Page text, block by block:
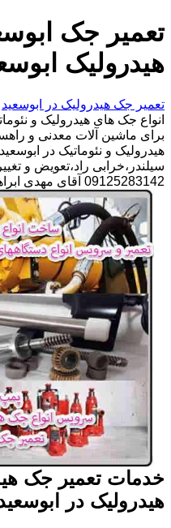
تعمیر جک
هیدرولیک
تعمیر جک هیدرولیک در ابوسعید
انواع جک های هیدرولیک و
برای ماشین آلات معدنی و
هیدرولیک و نئوماتیک در
سیلندر،خرابی راد،تعویض و
09125283142 آقای مهدی ابراهیمی
خدمات تعمیر جک
هیدرولیک در